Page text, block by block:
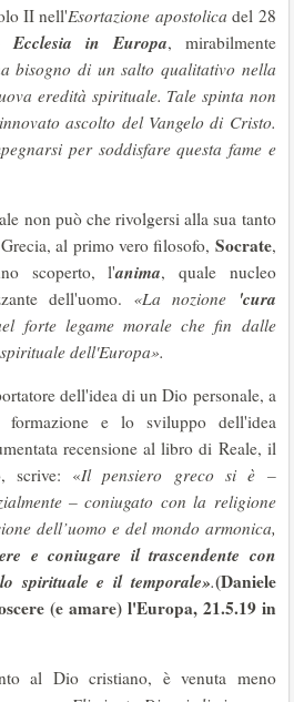
II nell'Esortazione apostolicadel 28
Ecclesia in Europa, mirabilmente
bisogno di un salto qualitativo nella
eredità spirituale. Tale spinta non
ascolto del Vangelo di Cristo.
per soddisfare questa fame e
non può che rivolgersi alla sua tanto
al primo vero filosofo, Socrate,
scoperto, l'anima, quale nucleo
dell'uomo. «La nozione
'cura
forte legame morale che fin dalle
dell'Europa».
dell'idea di un Dio personale, a
e lo sviluppo dell'idea
recensione al libro di Reale, il
scrive: «Il pensiero greco si è –
– coniugato con la religione
dell’uomo e del mondo armonica,
e coniugare il trascendente con
spirituale e il temporale».(Daniele
(e amare) l'Europa, 21.5.19 in
al Dio cristiano, è venuta meno